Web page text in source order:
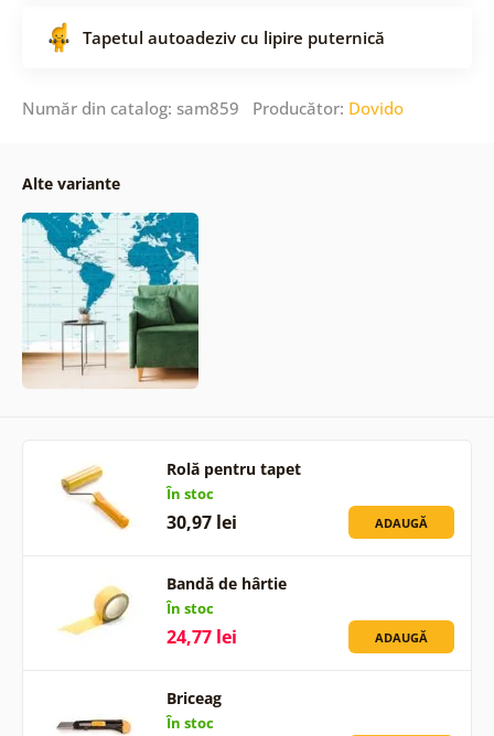
Tapetul autoadeziv cu lipire puternică
Număr din catalog: sam859 Producător: Dovido
Alte variante
Rolă pentru tapet
În stoc
30,97 lei ADAUGĂ
Bandă de hârtie
În stoc
24,77 lei ADAUGĂ
Briceag
În stoc